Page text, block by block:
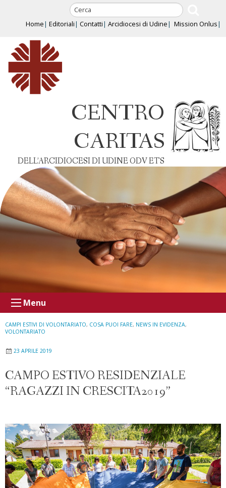
content
Home Editoriali Contatti Arcidiocesi di Udine Mission Onlus
CENTRO
CARITAS
DELL’ARCIDIOCESI DI UDINE ODV ETS
Menu
CAMPI ESTIVI DI VOLONTARIATO, COSA PUOI FARE, NEWS IN EVIDENZA,
VOLONTARIATO
23 APRILE 2019
CAMPO ESTIVO RESIDENZIALE
“RAGAZZI IN CRESCITA2019”